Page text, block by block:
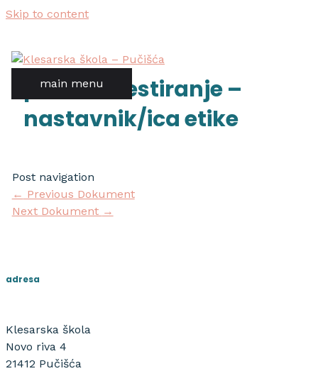
Skip to content
main menu
poziv za testiranje –
nastavnik/ica etike
Post navigation
← Previous Dokument
Next Dokument →
adresa
Klesarska škola
Novo riva 4
21412 Pučišća